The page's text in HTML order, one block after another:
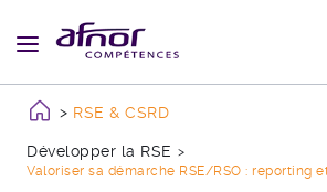
RSE & CSRD
Développer la RSE
Valoriser sa démarche RSE/RSO : reporting